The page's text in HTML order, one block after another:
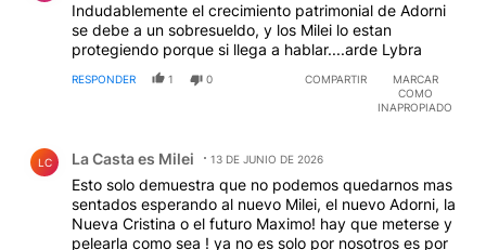
Indudablemente el crecimiento patrimonial de Adorni
se debe a un sobresueldo, y los Milei lo estan
protegiendo porque si llega a hablar....arde Lybra
RESPONDER 1 0 COMPARTIR
MARCAR
COMO
INAPROPIADO
LC La Casta es Milei 13 DE JUNIO DE 2026
Esto solo demuestra que no podemos quedarnos mas
sentados esperando al nuevo Milei, el nuevo Adorni, la
Nueva Cristina o el futuro Maximo! hay que meterse y
pelearla como sea ! ya no es solo por nosotros es por